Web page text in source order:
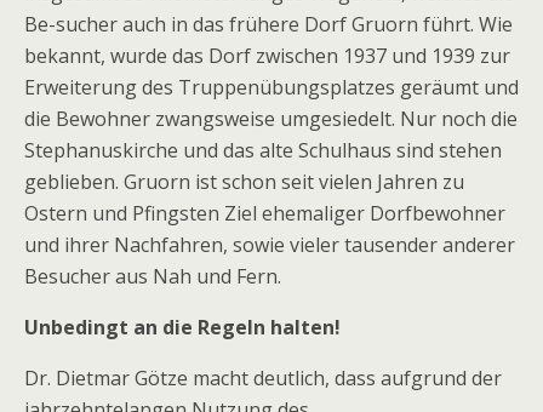
Be-sucher auch in das frühere Dorf Gruorn führt. Wie
bekannt, wurde das Dorf zwischen 1937 und 1939 zur
Erweiterung des Truppenübungsplatzes geräumt und
die Bewohner zwangsweise umgesiedelt. Nur noch die
Stephanuskirche und das alte Schulhaus sind stehen
geblieben. Gruorn ist schon seit vielen Jahren zu
Ostern und Pfingsten Ziel ehemaliger Dorfbewohner
und ihrer Nachfahren, sowie vieler tausender anderer
Besucher aus Nah und Fern.
Unbedingt an die Regeln halten!
Dr. Dietmar Götze macht deutlich, dass aufgrund der